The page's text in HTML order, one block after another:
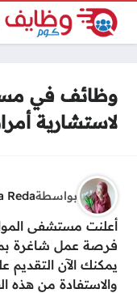
وظائف في
لاستشارية
بواسطةReda
أعلنت مستشفى
فرصة عمل شاغرة
يمكنك الآن التقديم
والاستفادة من هذه